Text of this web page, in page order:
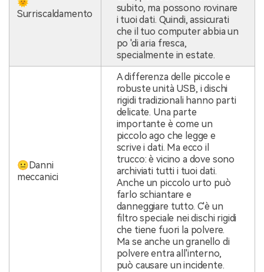
Surriscaldamento
subito, ma possono rovinare
i tuoi dati. Quindi, assicurati
che il tuo computer abbia un
po 'di aria fresca,
specialmente in estate.
😐Danni
meccanici
A differenza delle piccole e
robuste unità USB, i dischi
rigidi tradizionali hanno parti
delicate. Una parte
importante è come un
piccolo ago che legge e
scrive i dati. Ma ecco il
trucco: è vicino a dove sono
archiviati tutti i tuoi dati.
Anche un piccolo urto può
farlo schiantare e
danneggiare tutto. C'è un
filtro speciale nei dischi rigidi
che tiene fuori la polvere.
Ma se anche un granello di
polvere entra all'interno,
può causare un incidente.